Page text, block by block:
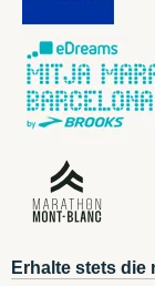
Erhalte stets die